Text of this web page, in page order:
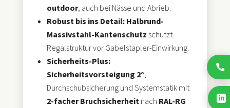
outdoor, auch bei Nässe und Abrieb.
Robust bis ins Detail: Halbrund-
Massivstahl-Kantenschutz schützt
Regalstruktur vor Gabelstapler-Einwirkung.
Sicherheits-Plus:
Sicherheitsvorsteigung 2°
Durchschubsicherung und Systemstatik mit
2-facher Bruchsicherheit nach RAL-RG

